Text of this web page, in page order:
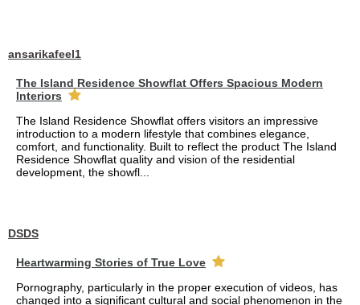
ansarikafeel1
The Island Residence Showflat Offers Spacious Modern
Interiors
The Island Residence Showflat offers visitors an impressive
introduction to a modern lifestyle that combines elegance,
comfort, and functionality. Built to reflect the product The Island
Residence Showflat quality and vision of the residential
development, the showfl...
DSDS
Heartwarming Stories of True Love
Pornography, particularly in the proper execution of videos, has
changed into a significant cultural and social phenomenon in the